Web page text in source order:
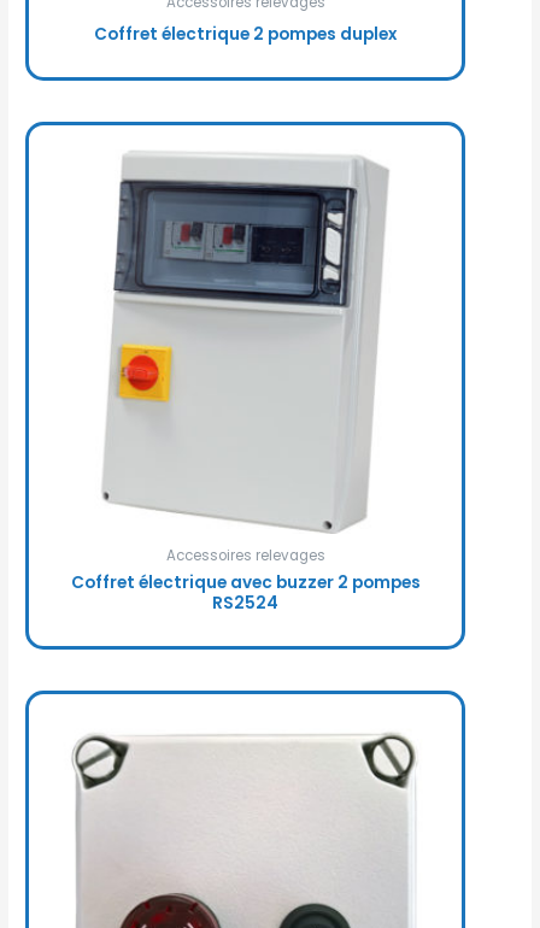
Coffret électrique 2 pompes duplex
Accessoires relevages
Coffret électrique avec buzzer 2 pompes
RS2524